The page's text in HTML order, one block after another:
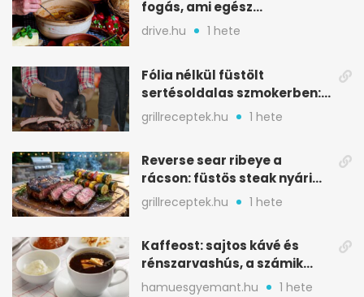
fogás, ami egész
csapatokat jóllakatott
drive.hu 1 hete
Fólia nélkül füstölt
sertésoldalas szmokerben:
ropogós bark, 6 óra
grillreceptek.hu 1 hete
Reverse sear ribeye a
rácson: füstös steak nyári
tökkebabbal
grillreceptek.hu 1 hete
Kaffeost: sajtos kávé és
rénszarvashús, a számik
melegítő itala
hamuesgyemant.hu 1 hete